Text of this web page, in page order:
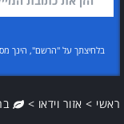
בלחיצתך על "הרשם", הינך
ראשי > אזור וידאו >